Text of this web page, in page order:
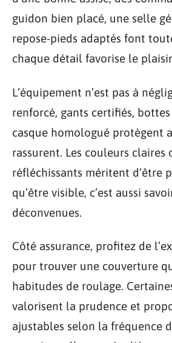
guidon bien placé, une selle
repose-pieds adaptés font
chaque détail favorise le
L’équipement n’est pas à
renforcé, gants certifiés,
casque homologué protègent
rassurent. Les couleurs claires
réfléchissants méritent d’être
qu’être visible, c’est aussi
déconvenues.
Côté assurance, profitez de
pour trouver une couverture
habitudes de roulage.
valorisent la prudence et
ajustables selon la fréquence